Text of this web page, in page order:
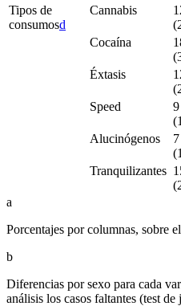
Tipos de
consumosd
Cannabis
Cocaína
Éxtasis
Speed
9
Alucinógenos
7
Tranquilizantes
a
Porcentajes por columnas, sobre
b
Diferencias por sexo para cada
análisis los casos faltantes (test